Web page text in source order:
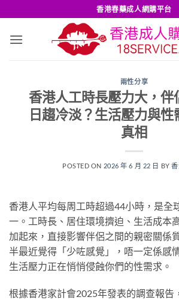
to
content
香港春藥成人網購平台
兩性分享
香港人工時長壓力大，伴
日趨冷淡？生活壓力與性
真相
POSTED ON 2026 年 6 月 22 日 BY
香港人平均每周工時超過44小時，是全
一。工時長、居住環境擠迫、生活成本
加起來，直接影響伴侶之間的親密關係
半最近覺得「少咗感覺」，唔一定係感
生活壓力正在悄悄侵蝕你們的性需求。
根據香港家計會2025年發表的調查報告